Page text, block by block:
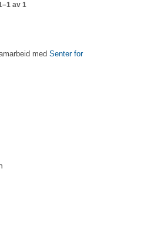
av 1
med Senter for